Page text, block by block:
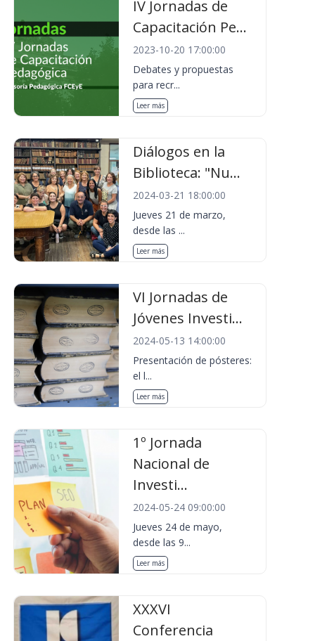
IV Jornadas de
Capacitación Pe...
2023-10-20 17:00:00
Debates y propuestas
para recr...
Leer más
Diálogos en la
Biblioteca: "Nu...
2024-03-21 18:00:00
Jueves 21 de marzo,
desde las ...
Leer más
VI Jornadas de
Jóvenes Investi...
2024-05-13 14:00:00
Presentación de pósteres:
el l...
Leer más
1º Jornada
Nacional de
Investi...
2024-05-24 09:00:00
Jueves 24 de mayo,
desde las 9...
Leer más
XXXVI
Conferencia